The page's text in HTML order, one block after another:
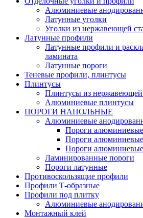
Алюминиевые
Латунные уголки
Уголки из нержавеющей
Латунные профили
Латунные профили и
ламината
Латунные пороги
Теневые профили, плинтусы
Плинтусы
Плинтусы из нержавеющей
Алюминиевые плинтусы
ПОРОГИ НАПОЛЬНЫЕ
Алюминиевые
Пороги
Пороги
Пороги
Ламинированные пороги
Пороги латунные
Противоскользящие профили
Профили Т-образные
Профили под плитку
Алюминиевые
Монтажный клей